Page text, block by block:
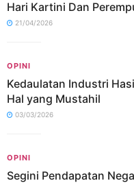
Hari Kartini Dan
21/04/2026
OPINI
Kedaulatan Industri
Hal yang Mustahil
03/03/2026
OPINI
Segini Pendapatan